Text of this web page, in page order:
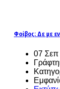
Φοίβος: Δε με
07 Σεπ